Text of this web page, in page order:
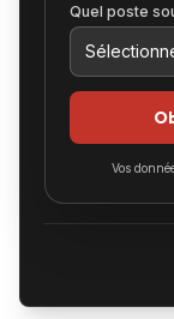
Quel poste
Vos